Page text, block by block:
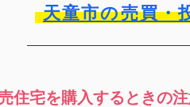
天童市の売買・
住宅を購入するときの